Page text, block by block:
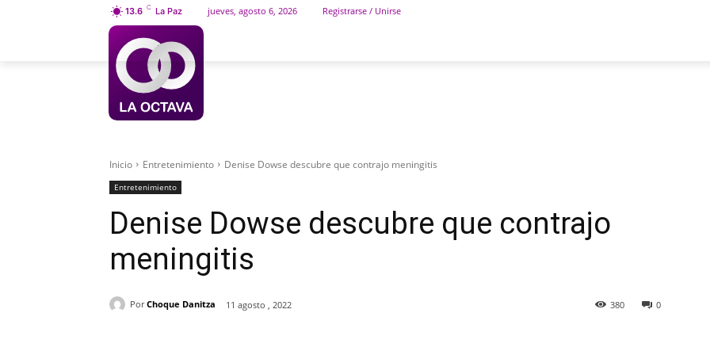
13.6 C La Paz jueves, agosto 6, 2026 Registrarse / Unirse
Inicio Entretenimiento Denise Dowse descubre que contrajo meningitis
Entretenimiento
Denise Dowse descubre que contrajo
meningitis
Por Choque Danitza 11 agosto , 2022 0
380